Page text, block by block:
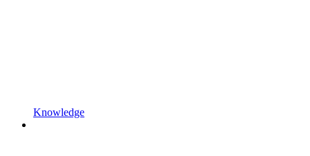
Knowledge